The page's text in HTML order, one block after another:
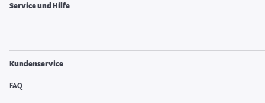
Service und Hilfe
Kundenservice
FAQ